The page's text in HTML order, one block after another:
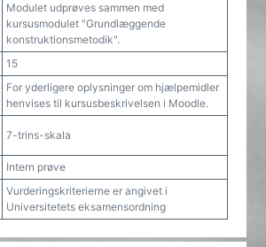
Modulet udprøves sammen med
kursusmodulet "Grundlæggende
konstruktionsmetodik".
15
For yderligere oplysninger om hjælpemidler
henvises til kursusbeskrivelsen i Moodle.
7-trins-skala
Intern prøve
Vurderingskriterierne er angivet i
Universitetets eksamensordning